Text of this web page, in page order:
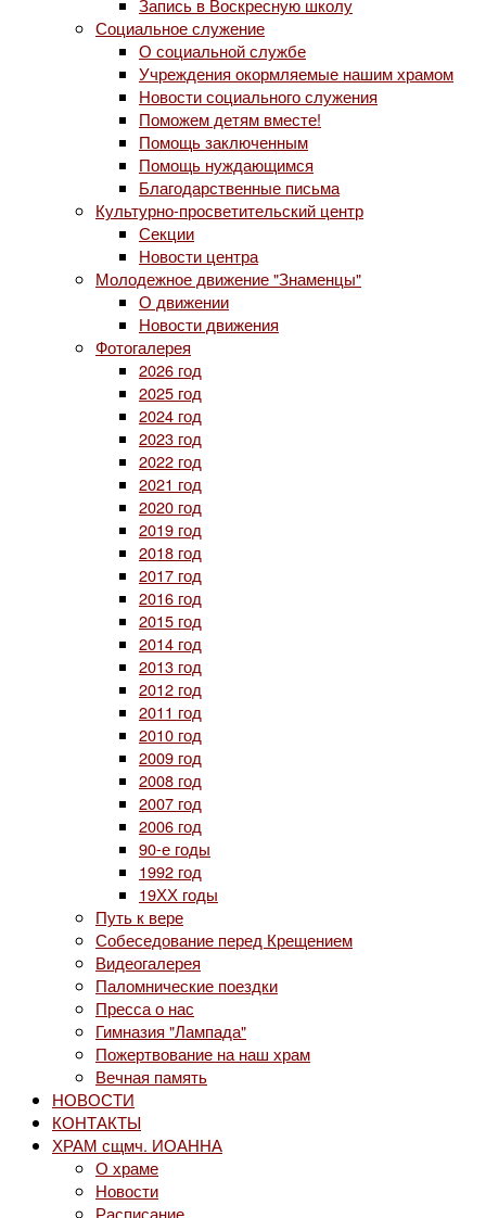
Запись в Воскресную школу
Социальное служение
О социальной службе
Учреждения окормляемые нашим храмом
Новости социального служения
Поможем детям вместе!
Помощь заключенным
Помощь нуждающимся
Благодарственные письма
Культурно-просветительский центр
Секции
Новости центра
Молодежное движение "Знаменцы"
О движении
Новости движения
Фотогалерея
2026 год
2025 год
2024 год
2023 год
2022 год
2021 год
2020 год
2019 год
2018 год
2017 год
2016 год
2015 год
2014 год
2013 год
2012 год
2011 год
2010 год
2009 год
2008 год
2007 год
2006 год
90-е годы
1992 год
19ХХ годы
Путь к вере
Собеседование перед Крещением
Видеогалерея
Паломнические поездки
Пресса о нас
Гимназия "Лампада"
Пожертвование на наш храм
Вечная память
НОВОСТИ
КОНТАКТЫ
ХРАМ сщмч. ИОАННА
О храме
Новости
Расписание